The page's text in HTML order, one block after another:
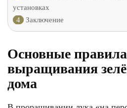
установках
4
Заключение
Основные правила
выращивания
дома